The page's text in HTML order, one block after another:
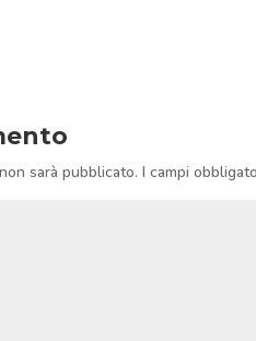
sarà pubblicato. I campi